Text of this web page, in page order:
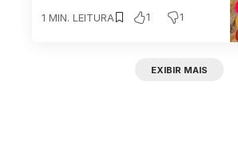
1 MIN. LEITURA 1 1
EXIBIR MAIS